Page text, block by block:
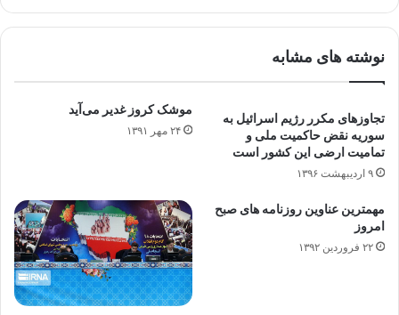
نوشته های مشابه
تجاوزهای مکرر رژیم اسرائیل به
سوریه نقض حاکمیت ملی و
تمامیت ارضی این کشور است
۹ اردیبهشت ۱۳۹۶
موشک کروز غدیر می‌آید
۲۴ مهر ۱۳۹۱
مهمترین عناوین روزنامه های صبح
امروز
۲۲ فروردین ۱۳۹۲